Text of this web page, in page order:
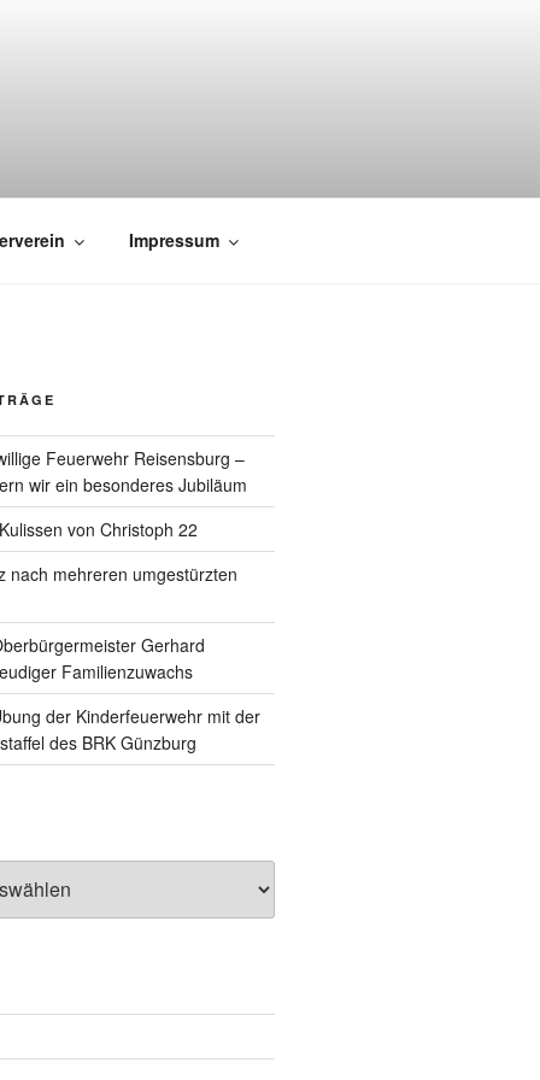
Impressum
Feuerwehr Reisensburg –
wir ein besonderes Jubiläum
von Christoph 22
nach mehreren umgestürzten
Gerhard
Familienzuwachs
der Kinderfeuerwehr mit der
des BRK Günzburg